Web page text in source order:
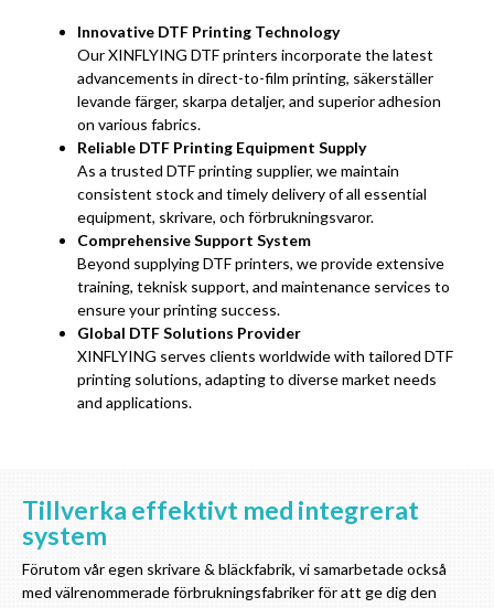
Innovative DTF Printing Technology
Our XINFLYING DTF printers incorporate the latest
advancements in direct-to-film printing, säkerställer
levande färger, skarpa detaljer, and superior adhesion
on various fabrics.
Reliable DTF Printing Equipment Supply
As a trusted DTF printing supplier, we maintain
consistent stock and timely delivery of all essential
equipment, skrivare, och förbrukningsvaror.
Comprehensive Support System
Beyond supplying DTF printers, we provide extensive
training, teknisk support, and maintenance services to
ensure your printing success.
Global DTF Solutions Provider
XINFLYING serves clients worldwide with tailored DTF
printing solutions, adapting to diverse market needs
and applications.
Tillverka effektivt med integrerat
system
Förutom vår egen skrivare & bläckfabrik, vi samarbetade också
med välrenommerade förbrukningsfabriker för att ge dig den